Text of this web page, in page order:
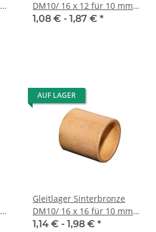
DM10/ 16 x 12 für 10 mm
Welle
1,08 € - 1,87 € *
AUF LAGER
Gleitlager Sinterbronze
DM10/ 16 x 16 für 10 mm
Welle
1,14 € - 1,98 € *